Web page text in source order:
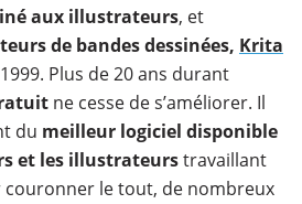
aux illustrateurs, et
de bandes dessinées, Krita
Plus de 20 ans durant
ne cesse de s’améliorer. Il
du meilleur logiciel disponible
et les illustrateurstravaillant
le tout, de nombreux